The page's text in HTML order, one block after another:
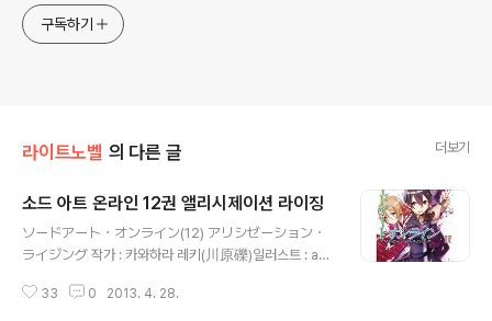
구독하기
라이트노벨 의 다른 글 더보기
소드 아트 온라인 12권 앨리시제이션 라이징
ソードアート・オンライン(12) アリシゼーション・
ライジング 작가 : 카와하라 레키(川原礫)일러스트 : ab
2013년 4월 10일가격 : 620엔
33 0 2013. 4. 28.